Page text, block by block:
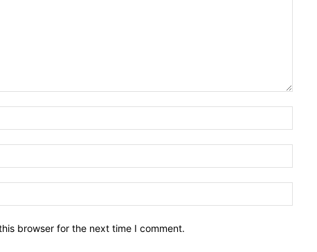
browser for the next time I comment.